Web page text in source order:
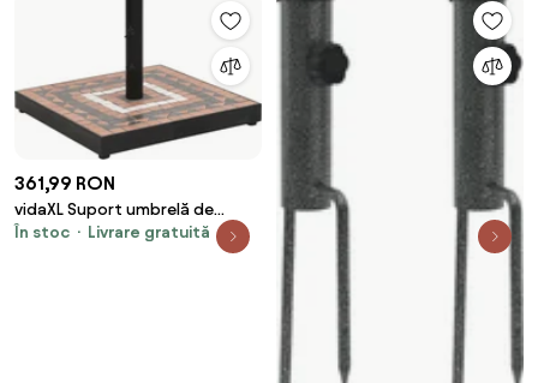
361,99 RON
vidaXL Suport umbrelă de
soare, cărămiziu și alb, pătrat,
În stoc Livrare gratuită